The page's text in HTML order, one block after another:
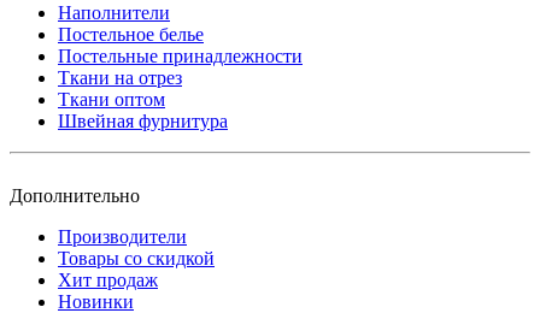
Наполнители
Постельное белье
Постельные принадлежности
Ткани на отрез
Ткани оптом
Швейная фурнитура
Дополнительно
Производители
Товары со скидкой
Хит продаж
Новинки